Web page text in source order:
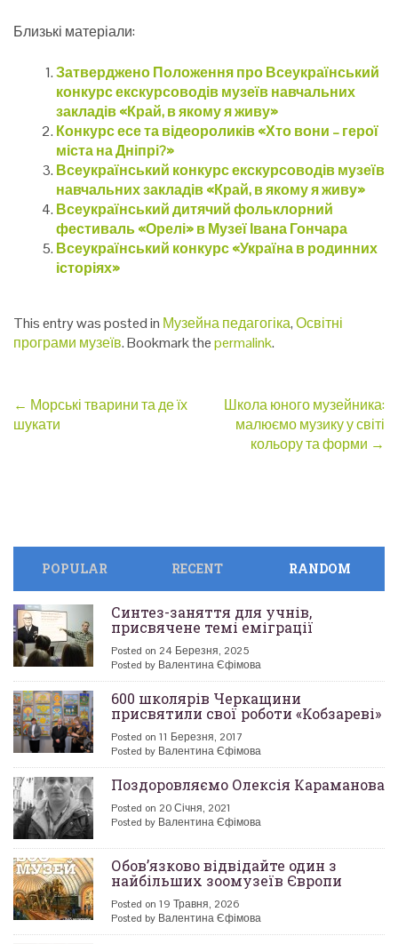
Близькі матеріали:
Затверджено Положення про Всеукраїнський
конкурс екскурсоводів музеїв навчальних
закладів «Край, в якому я живу»
Конкурс есе та відеороликів «Хто вони – герої
міста на Дніпрі?»
Всеукраїнський конкурс екскурсоводів музеїв
навчальних закладів «Край, в якому я живу»
Всеукраїнський дитячий фольклорний
фестиваль «Орелі» в Музеї Івана Гончара
Всеукраїнський конкурс «Україна в родинних
історіях»
This entry was posted in Музейна педагогіка,Освітні
програми музеїв. Bookmark thepermalink.
Post
navigation
← Морські тварини та де їх
шукати
Школа юного музейника:
малюємо музику у світі
кольору та форми →
POPULAR RECENT RANDOM
Синтез-заняття для учнів,
присвячене темі еміграції
Posted on 24 Березня, 2025
Posted by Валентина Єфімова
600 школярів Черкащини
присвятили свої роботи «Кобзареві»
Posted on 11 Березня, 2017
Posted by Валентина Єфімова
Поздоровляємо Олексія Караманова
Posted on 20 Січня, 2021
Posted by Валентина Єфімова
Обов’язково відвідайте один з
найбільших зоомузеїв Європи
Posted on 19 Травня, 2026
Posted by Валентина Єфімова